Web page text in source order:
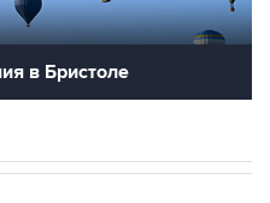
в Бристоле